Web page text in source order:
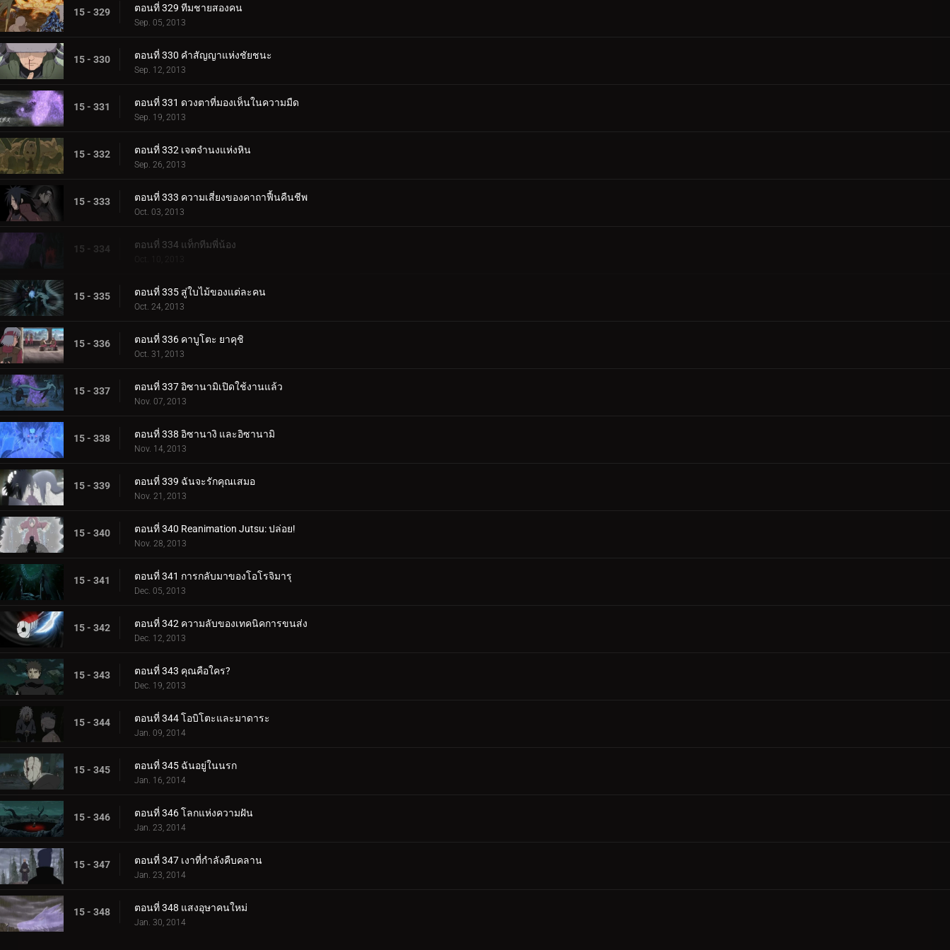
15 - 329 ตอนที่ 329 ทีมชายสองคน
Sep. 05, 2013
15 - 330 ตอนที่ 330 คำสัญญาแห่งชัยชนะ
Sep. 12, 2013
15 - 331 ตอนที่ 331 ดวงตาที่มองเห็นในความมืด
Sep. 19, 2013
15 - 332 ตอนที่ 332 เจตจำนงแห่งหิน
Sep. 26, 2013
15 - 333 ตอนที่ 333 ความเสี่ยงของคาถาฟื้นคืนชีพ
Oct. 03, 2013
15 - 334 ตอนที่ 334 แท็กทีมพี่น้อง
Oct. 10, 2013
15 - 335 ตอนที่ 335 สู่ใบไม้ของแต่ละคน
Oct. 24, 2013
15 - 336 ตอนที่ 336 คาบูโตะ ยาคุชิ
Oct. 31, 2013
15 - 337 ตอนที่ 337 อิซานามิเปิดใช้งานแล้ว
Nov. 07, 2013
15 - 338 ตอนที่ 338 อิซานางิ และอิซานามิ
Nov. 14, 2013
15 - 339 ตอนที่ 339 ฉันจะรักคุณเสมอ
Nov. 21, 2013
15 - 340 ตอนที่ 340 Reanimation Jutsu: ปล่อย!
Nov. 28, 2013
15 - 341 ตอนที่ 341 การกลับมาของโอโรจิมารุ
Dec. 05, 2013
15 - 342 ตอนที่ 342 ความลับของเทคนิคการขนส่ง
Dec. 12, 2013
15 - 343 ตอนที่ 343 คุณคือใคร?
Dec. 19, 2013
15 - 344 ตอนที่ 344 โอบิโตะและมาดาระ
Jan. 09, 2014
15 - 345 ตอนที่ 345 ฉันอยู่ในนรก
Jan. 16, 2014
15 - 346 ตอนที่ 346 โลกแห่งความฝัน
Jan. 23, 2014
15 - 347 ตอนที่ 347 เงาที่กำลังคืบคลาน
Jan. 23, 2014
15 - 348 ตอนที่ 348 แสงอุษาคนใหม่
Jan. 30, 2014